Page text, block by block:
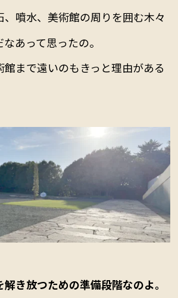
、噴水、美術館の周りを囲む木々
あって思ったの。
まで遠いのもきっと理由がある
き放つための準備段階なのよ。